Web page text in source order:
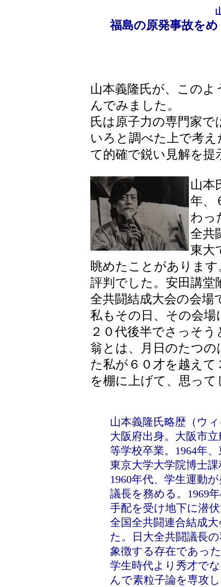
福島の原発事故を
山本義隆氏が、この
んでみました。
氏は原子力の専門家
いろと調べた上で考
て的確で鋭い見解を提
山本
年、
わっ
全共
東大
眺めたことがありま
評判でした。安田講堂
全共闘結成大会の会場
私もその日、その会場
２０代後半でさっそ
翁とは、月日のたつ
た私が６０才を越え
を棚に上げて、思っ
山本義隆氏略歴（ウ
大阪府出身。大阪市
等学校卒業。1964年
東京大学大学院博士
1960年代、学生運動
議長を務める。1969
手配を受け地下に潜
全国全共闘連合結成
た。日大全共闘議長
象徴する存在であっ
学生時代より秀才で
んで素粒子論を専攻